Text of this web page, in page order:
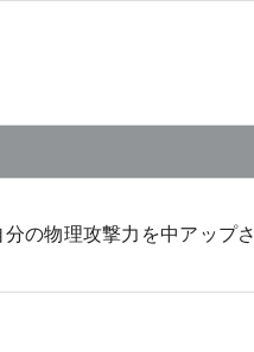
の物理攻撃力を中アップ